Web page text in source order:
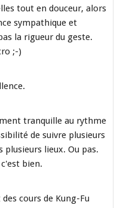
tout en douceur, alors
sympathique et
la rigueur du geste.
;-)
tranquille au rythme
de suivre plusieurs
plusieurs lieux. Ou pas.
bien.
cours de Kung-Fu